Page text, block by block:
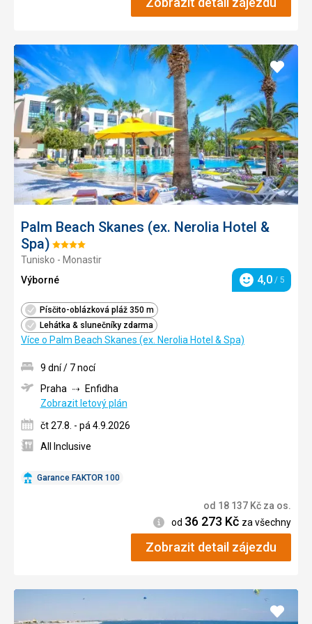
Palm Beach Skanes (ex. Nerolia Hotel &
Spa) Hodnocení:
4/5
Tunisko - Monastir
Výborné
Hodnocení
4,0 / 5
Písčito-oblázková pláž 350 m
Lehátka & slunečníky zdarma
Více o Palm Beach Skanes (ex. Nerolia Hotel & Spa)
Přidat
do
Garance FAKTOR 100
9 dní / 7 nocí
Praha
Enfidha
Zobrazit letový plán
čt 27.8. - pá 4.9.2026
All Inclusive
od 18 137 Kč za os.
Informace
od 36 273 Kč za všechny
Zobrazit detail zájezdu
Přidat